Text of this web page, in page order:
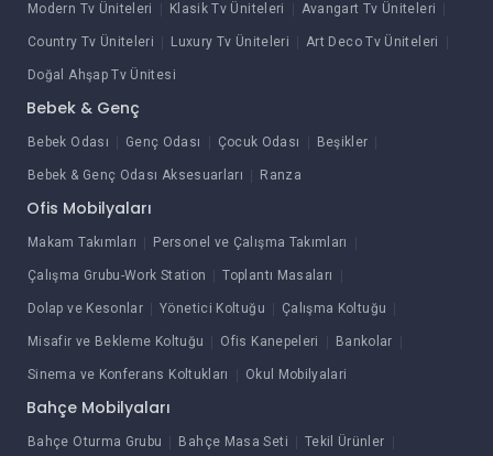
Modern Tv Üniteleri Klasik Tv Üniteleri Avangart Tv Üniteleri
Country Tv Üniteleri Luxury Tv Üniteleri Art Deco Tv Üniteleri
Doğal Ahşap Tv Ünitesi
Bebek & Genç
Bebek Odası Genç Odası Çocuk Odası Beşikler
Bebek & Genç Odası Aksesuarları Ranza
Ofis Mobilyaları
Makam Takımları Personel ve Çalışma Takımları
Çalışma Grubu-Work Station Toplantı Masaları
Dolap ve Kesonlar Yönetici Koltuğu Çalışma Koltuğu
Misafir ve Bekleme Koltuğu Ofis Kanepeleri Bankolar
Sinema ve Konferans Koltukları Okul Mobilyalari
Bahçe Mobilyaları
Bahçe Oturma Grubu Bahçe Masa Seti Tekil Ürünler